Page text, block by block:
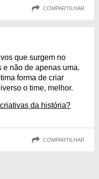
COMPARTILHAR
que surgem no
e não de apenas uma.
forma de criar
o time, melhor.
da história?
COMPARTILHAR